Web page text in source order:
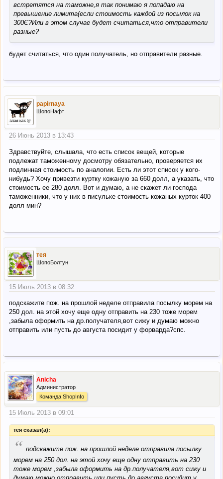
встретятся на таможне,я так понимаю я попадаю на
превышение лимита(если стоимость каждой из посылок на
300Є?Или в этом случае будет считаться,что отправители
разные?
будет считаться, что один получатель, но отправители разные.
papirnaya
ШопоНафт
26 Июнь 2013 в 13:43
Здравствуйте, слышала, что есть список вещей, которые
подлежат таможенному досмотру обязательно, проверяется их
подлинная стоимость по аналогии. Есть ли этот список у кого-
нибудь? Хочу привезти куртку кожаную за 660 долл, а указать, что
стоимость ее 280 долл. Вот и думаю, а не скажет ли господа
таможенники, что у них в писульке стоимость кожаных курток 400
долл мин?
тея
ШопоБолтун
15 Июль 2013 в 08:32
подскажите пож. на прошлой неделе отправила посылку морем на
250 дол. на этой хочу еще одну отправить на 230 тоже морем
,забыла оформить на др.получателя,вот сижу и думаю можно
отправить или пусть до августа посидит у форварда?спс.
Anicha
Администратор
Команда ShopInfo
15 Июль 2013 в 09:01
тея сказал(а):
“ подскажите пож. на прошлой неделе отправила посылку
морем на 250 дол. на этой хочу еще одну отправить на 230
тоже морем ,забыла оформить на др.получателя,вот сижу и